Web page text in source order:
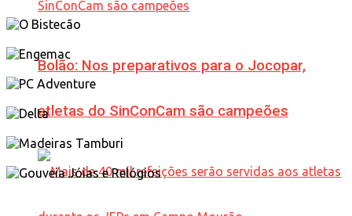
Bolão: Nos preparativos para o Jocopar,
atletas do SinConCam são campeões